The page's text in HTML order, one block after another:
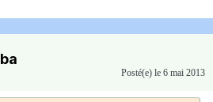
Posté(e) le 6 mai 2013